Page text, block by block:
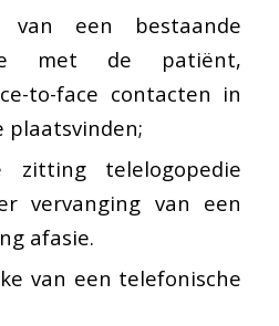
een bestaande
met de patiënt,
to-face contacten in
plaatsvinden;
zitting telelogopedie
vervanging van een
afasie.
van een telefonische